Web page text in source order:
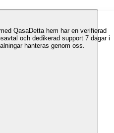
QasaDetta hem har en verifierad
och dedikerad support 7 dagar i
hanteras genom oss.